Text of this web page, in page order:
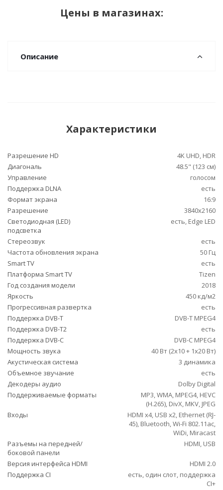
Цены в магазинах:
Описание
Характеристики
Разрешение HD
4K UHD, HDR
Диагональ
48.5" (123 см)
Управление
голосом
Поддержка DLNA
есть
Формат экрана
16:9
Разрешение
3840x2160
Светодиодная (LED)
подсветка
есть, Edge LED
Стереозвук
есть
Частота обновления экрана
50 Гц
Smart TV
есть
Платформа Smart TV
Tizen
Год создания модели
2018
Яркость
450 кд/м2
Прогрессивная развертка
есть
Поддержка DVB-T
DVB-T MPEG4
Поддержка DVB-T2
есть
Поддержка DVB-C
DVB-C MPEG4
Мощность звука
40 Вт (2х10 + 1х20 Вт)
Акустическая система
3 динамика
Объемное звучание
есть
Декодеры аудио
Dolby Digital
Поддерживаемые форматы
MP3, WMA, MPEG4, HEVC
(H.265), DivX, MKV, JPEG
Входы
HDMI x4, USB x2, Ethernet (RJ-
45), Bluetooth, Wi-Fi 802.11ac,
WiDi, Miracast
Разъемы на передней/
боковой панели
HDMI, USB
Версия интерфейса HDMI
HDMI 2.0
Поддержка CI
есть, один слот, поддержка
CI+